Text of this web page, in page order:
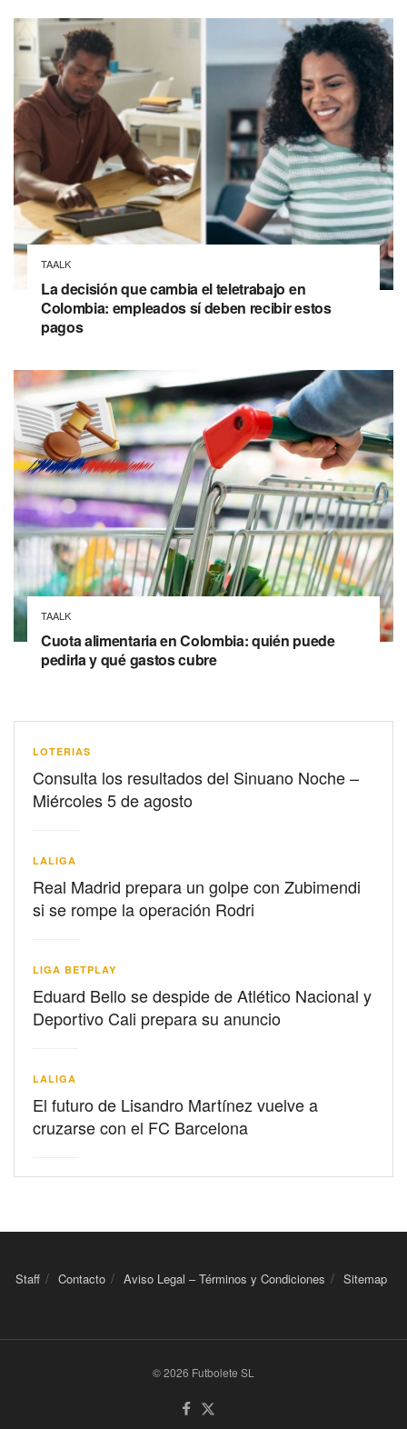
TAALK
La decisión que cambia el teletrabajo en
Colombia: empleados sí deben recibir estos
pagos
TAALK
Cuota alimentaria en Colombia: quién puede
pedirla y qué gastos cubre
LOTERIAS
Consulta los resultados del Sinuano Noche –
Miércoles 5 de agosto
LALIGA
Real Madrid prepara un golpe con Zubimendi
si se rompe la operación Rodri
LIGA BETPLAY
Eduard Bello se despide de Atlético Nacional y
Deportivo Cali prepara su anuncio
LALIGA
El futuro de Lisandro Martínez vuelve a
cruzarse con el FC Barcelona
Staff Contacto Aviso Legal – Términos y Condiciones Sitemap
© 2026 Futbolete SL